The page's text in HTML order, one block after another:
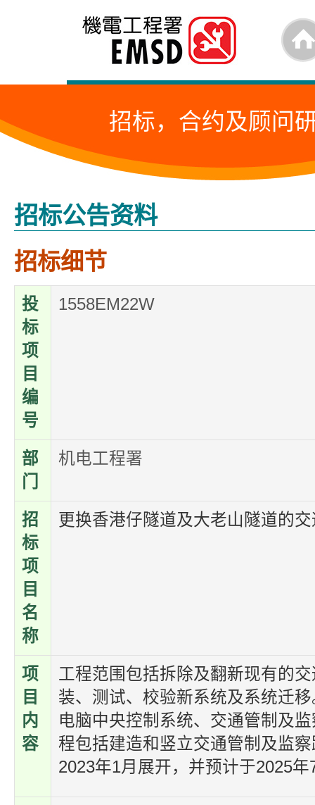
内
的
始
招标，合约及顾问
招标公告资料
招标细节
投
标
项
目
编
号
1558EM22W
部
门
机电工程署
招
标
项
目
名
称
更换香港仔隧道及大老山隧道的
项
目
内
容
工程范围包括拆除及翻新现有的
装、测试、校验新系统及系统迁
电脑中央控制系统、交通管制及
程包括建造和竖立交通管制及监
2023年1月展开，并预计于2025年